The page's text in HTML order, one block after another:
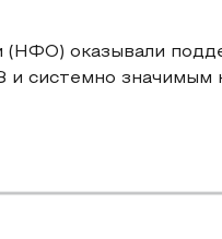
(НФО) оказывали
системно значимым